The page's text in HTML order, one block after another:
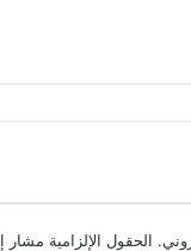
الحقول الإلزامية مشار